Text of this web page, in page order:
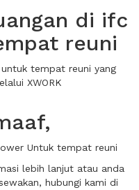
di ifc
reuni
tempat reuni yang
XWORK
Untuk tempat reuni
lebih lanjut atau anda
hubungi kami di